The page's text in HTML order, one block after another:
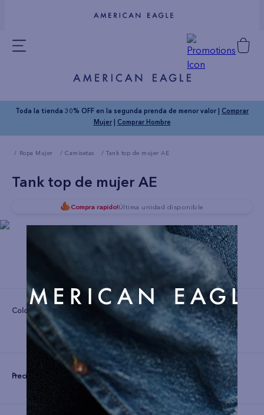
Toda la tienda 30% OFF en la segunda prenda de menor valor | Comprar
Mujer| Comprar Hombre
Ropa Mujer Camisetas Tank top de mujer AE
Tank top de mujer AE
Compra rapido!Última unidad disponible
Color:
Precio: 99